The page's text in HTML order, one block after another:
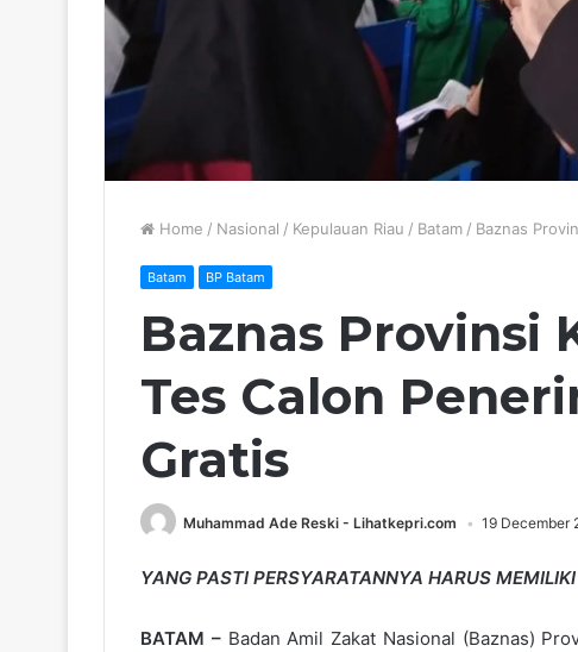
Home / Nasional / Kepulauan Riau / Batam / Baznas
Batam BP Batam
Baznas Provinsi
Tes Calon
Gratis
Muhammad Ade Reski - Lihatkepri.com 19 December
YANG PASTI PERSYARATANNYA HARUS
BATAM –Badan Amil Zakat Nasional (Baznas)